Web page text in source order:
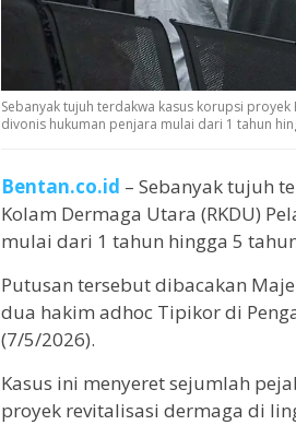
Sebanyak tujuh terdakwa kasus korupsi
divonis hukuman penjara mulai dari 1 tahun
Bentan.co.id – Sebanyak tujuh
Kolam Dermaga Utara (RKDU)
mulai dari 1 tahun hingga 5
Putusan tersebut dibacakan
dua hakim adhoc Tipikor di
(7/5/2026).
Kasus ini menyeret sejumlah
proyek revitalisasi dermaga di